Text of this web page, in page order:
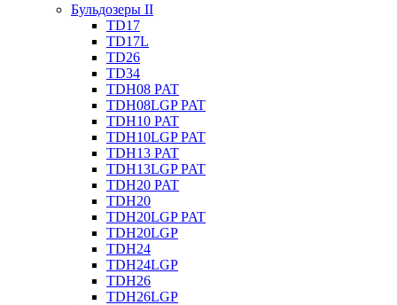
Бульдозеры II
TD17
TD17L
TD26
TD34
TDH08 PAT
TDH08LGP PAT
TDH10 PAT
TDH10LGP PAT
TDH13 PAT
TDH13LGP PAT
TDH20 PAT
TDH20
TDH20LGP PAT
TDH20LGP
TDH24
TDH24LGP
TDH26
TDH26LGP